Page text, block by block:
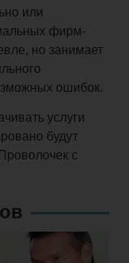
или
фирм-
но занимает
ошибок.
услуги
будут
с